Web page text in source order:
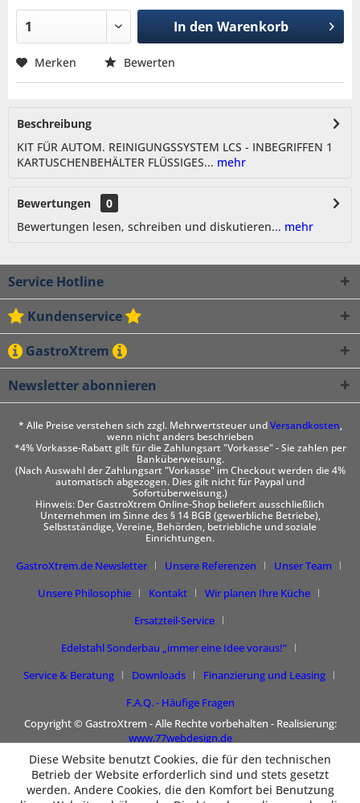
In den Warenkorb
Merken Bewerten
Beschreibung
KIT FÜR AUTOM. REINIGUNGSSYSTEM LCS - INBEGRIFFEN 1
KARTUSCHENBEHÄLTER FLÜSSIGES... mehr
Bewertungen
0
Bewertungen lesen, schreiben und diskutieren... mehr
Service Hotline
Kundenservice
GastroXtrem
Newsletter abonnieren
* Alle Preise verstehen sich zzgl. Mehrwertsteuer undVersandkosten,
wenn nicht anders beschrieben
*4% Vorkasse-Rabatt gilt für die Zahlungsart "Vorkasse" - Sie zahlen per
Banküberweisung.
(Nach Auswahl der Zahlungsart "Vorkasse" im Checkout werden die 4%
automatisch abgezogen. Dies gilt nicht für Paypal und
Sofortüberweisung.)
Hinweis: Der GastroXtrem Online-Shop beliefert ausschließlich
Unternehmen im Sinne des § 14 BGB (gewerbliche Betriebe),
Selbstständige, Vereine, Behörden, betriebliche und soziale
Einrichtungen.
GastroXtrem.de Newsletter Unsere Referenzen
Unser Team
Unsere Philosophie
Kontakt
Wir planen Ihre Küche
Ersatzteil-Service
Edelstahl Sonderbau „immer eine Idee voraus!“
Service & Beratung
Downloads
Finanzierung und Leasing
F.A.Q. - Häufige Fragen
Copyright © GastroXtrem - Alle Rechte vorbehalten - Realisierung:
www.77webdesign.de
Diese Website benutzt Cookies, die für den technischen
Betrieb der Website erforderlich sind und stets gesetzt
werden. Andere Cookies, die den Komfort bei Benutzung